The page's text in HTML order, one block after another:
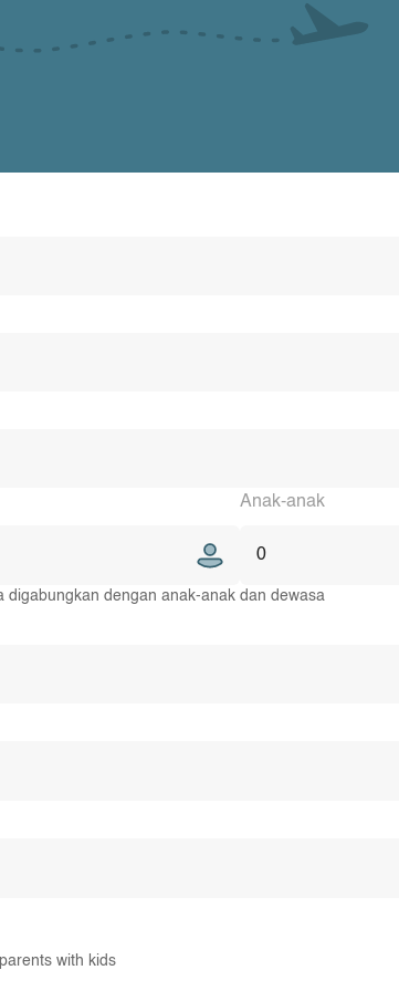
Anak-anak
0
digabungkan dengan anak-anak dan dewasa
with kids